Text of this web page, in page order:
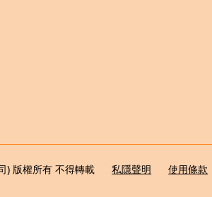
) 版權所有 不得轉載 私隱聲明 使用條款